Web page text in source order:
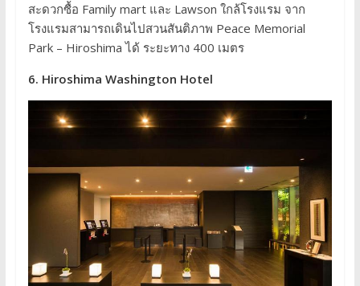
สะดวกซื้อ Family mart และ Lawson ใกล้โรงแรม จาก
โรงแรมสามารถเดินไปสวนสันติภาพ Peace Memorial
Park – Hiroshima ได้ ระยะทาง 400 เมตร
6. Hiroshima Washington Hotel